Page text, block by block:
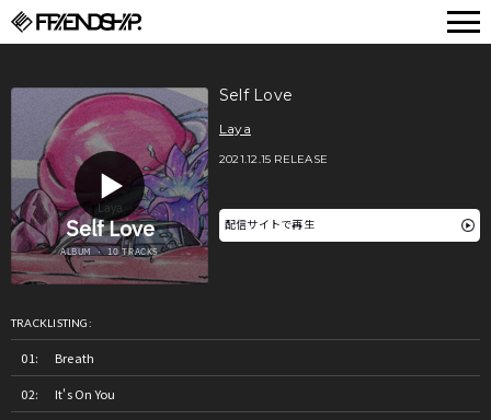
Self Love
Laya
2021.12.15 RELEASE
配信サイトで再生
TRACKLISTING:
Breath
It's On You